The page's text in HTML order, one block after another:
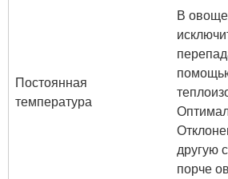
Постоянная
температура
В
другую
порче